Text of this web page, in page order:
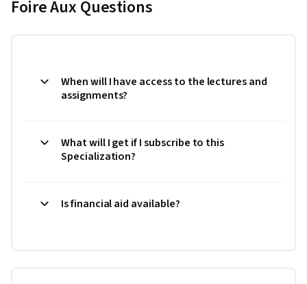
Foire Aux Questions
When will I have access to the lectures and
assignments?
What will I get if I subscribe to this
Specialization?
Is financial aid available?